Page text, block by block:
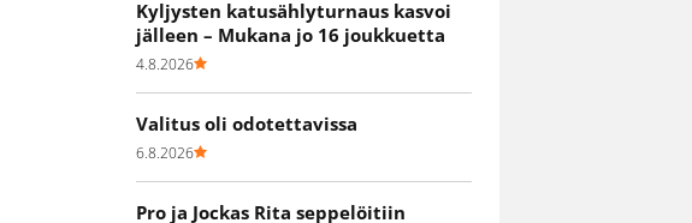
Kyljysten katusählyturnaus kasvoi
jälleen – Mukana jo 16 joukkuetta
4.8.2026
Valitus oli odotettavissa
6.8.2026
Pro ja Jockas Rita seppelöitiin